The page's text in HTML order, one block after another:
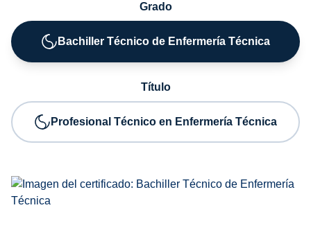
Grado
Bachiller Técnico de Enfermería Técnica
Título
Profesional Técnico en Enfermería Técnica